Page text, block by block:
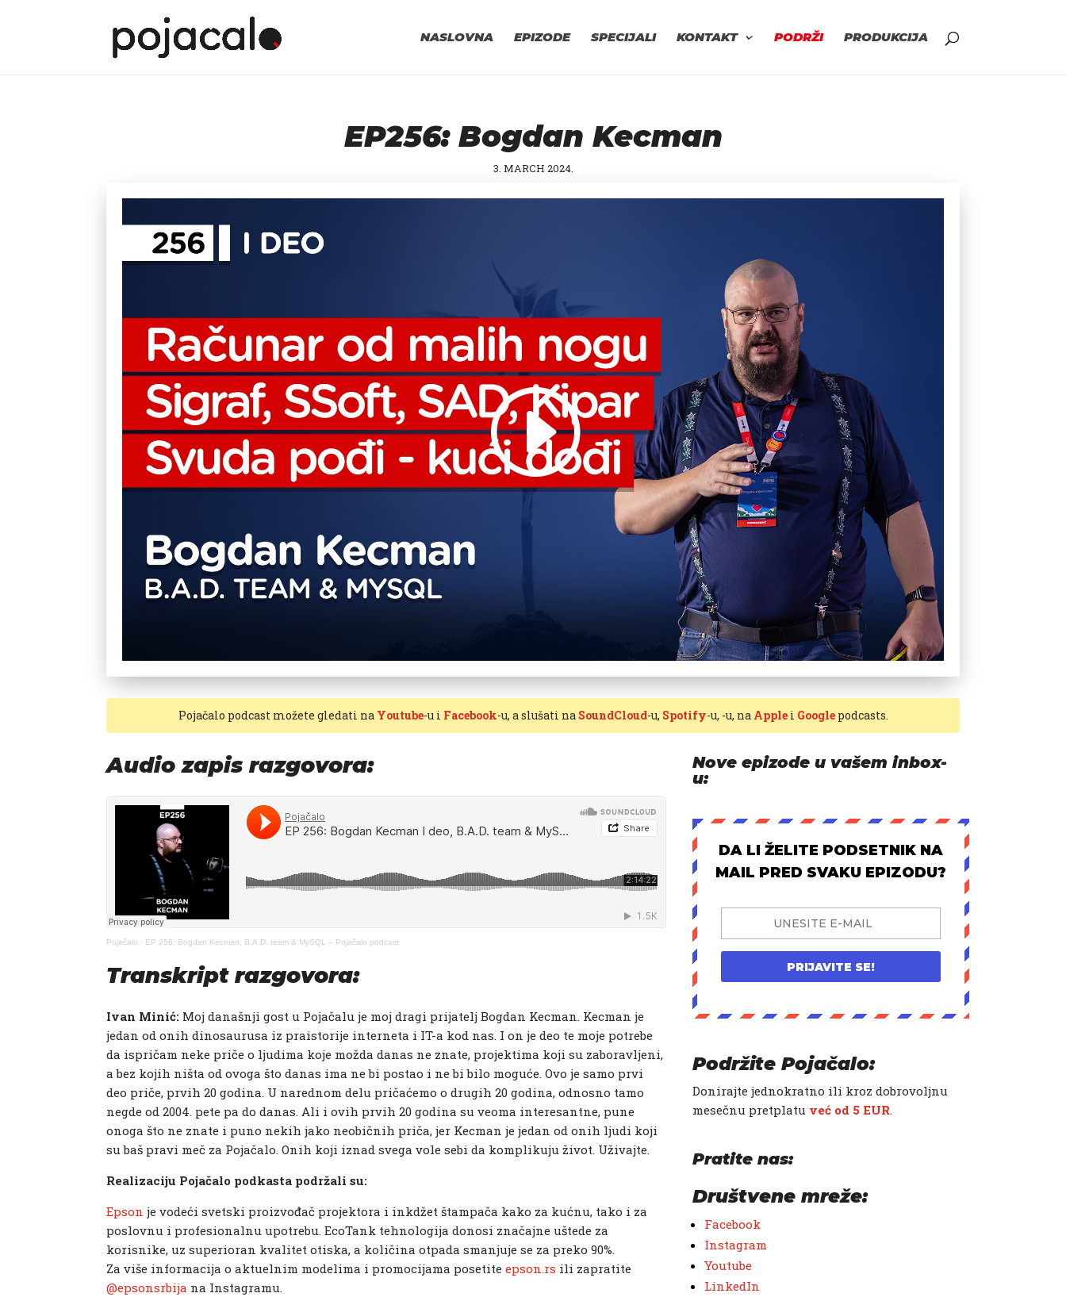
NASLOVNA EPIZODE SPECIJALI KONTAKT PODRŽI PRODUKCIJA
EP256: Bogdan Kecman
3. MARCH 2024.
Pojačalo podcast možete gledati na Youtube-u i Facebook-u, a slušati na SoundCloud-u, Spotify-u, -u, na Applei Googlepodcasts.
Audio zapis razgovora:
Pojačalo · EP 256: Bogdan Kecman, B.A.D. team & MySQL – Pojačalo podcast
Transkript razgovora:
Ivan Minić:​ Moj današnji gost u Pojačalu je moj dragi prijatelj Bogdan Kecman. Kecman je
jedan od onih dinosaurusa iz praistorije interneta i IT-a kod nas. I on je deo te moje potrebe
da ispričam neke priče o ljudima koje možda danas ne znate, projektima koji su zaboravljeni,
a bez kojih ništa od ovoga što danas ima ne bi postao i ne bi bilo moguće. Ovo je samo prvi
deo priče, prvih 20 godina. U narednom delu pričaćemo o drugih 20 godina, odnosno tamo
negde od 2004. pete pa do danas. Ali i ovih prvih 20 godina su veoma interesantne, pune
onoga što ne znate i puno nekih jako neobičnih priča, jer Kecman je jedan od onih ljudi koji
su baš pravi meč za Pojačalo. Onih koji iznad svega vole sebi da komplikuju život. Uživajte.
Realizaciju Pojačalo podkasta podržali su:
Epson je vodeći svetski proizvođač projektora i inkdžet štampača kako za kućnu, tako i za
poslovnu i profesionalnu upotrebu. EcoTank tehnologija donosi značajne uštede za
korisnike, uz superioran kvalitet otiska, a količina otpada smanjuje se za preko 90%.
Za više informacija o aktuelnim modelima i promocijama posetiteepson.rs ili zapratite
@epsonsrbija na Instagramu.
Nove epizode u vašem inbox-
u:
DA LI ŽELITE PODSETNIK NA
MAIL PRED SVAKU EPIZODU?
PRIJAVITE SE!
Podržite Pojačalo:
Donirajte jednokratno ili kroz dobrovoljnu
mesečnu pretplatu već od 5 EUR.
Pratite nas:
Društvene mreže:
Facebook
Instagram
Youtube
LinkedIn